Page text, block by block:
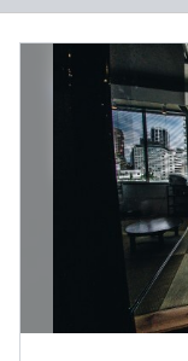
mif：三菱総合研
ニア15,000人を
のアンケートを、
るサービスの設計
測のための大規
シラス：作家・思
プラットフォーム
トフォームのコ
■基本給：約30万
■残業代：別途支
想定年収は年収
10時30分～19時
フレックス制コア
過去３年間の新
前年度 採用者数
2年度前 採用者数
3年度前 採用者数
過去３年間の新
前年度 男性5人
2年度前 男性3人
3年度前 男性0人
平均勤続年数